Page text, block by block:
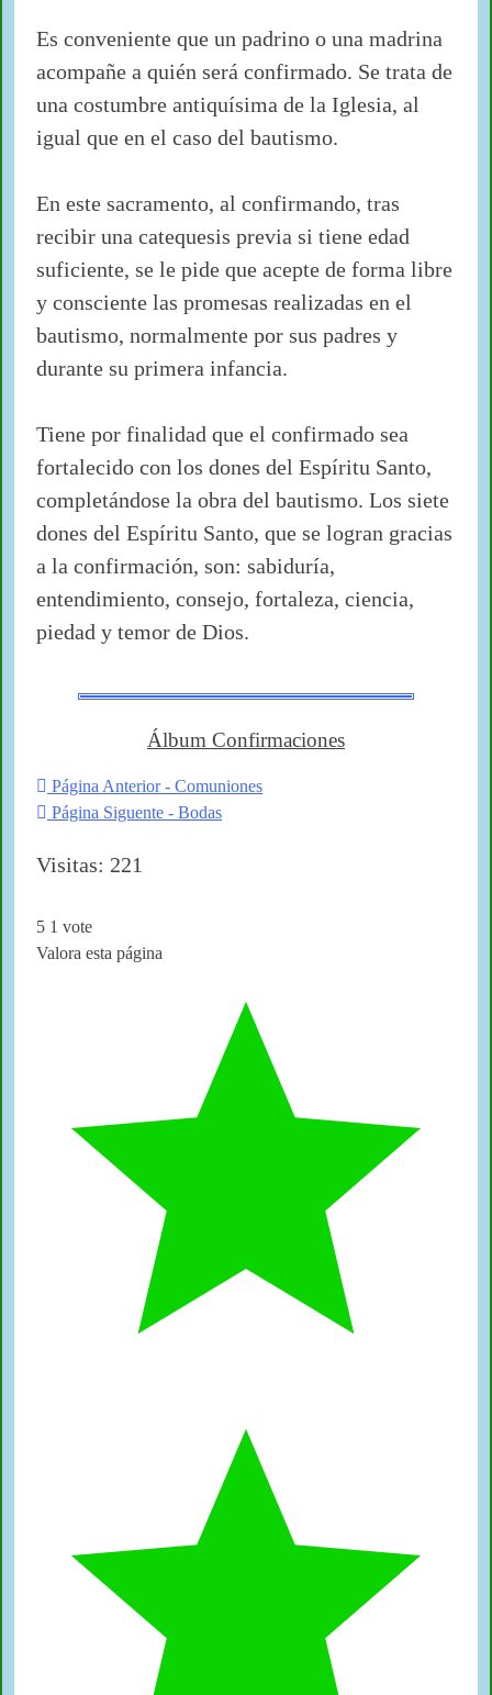
Es conveniente que un padrino o una madrina
acompañe a quién será confirmado. Se trata de
una costumbre antiquísima de la Iglesia, al
igual que en el caso del bautismo.
En este sacramento, al confirmando, tras
recibir una catequesis previa si tiene edad
suficiente, se le pide que acepte de forma libre
y consciente las promesas realizadas en el
bautismo, normalmente por sus padres y
durante su primera infancia.
Tiene por finalidad que el confirmado sea
fortalecido con los dones del Espíritu Santo,
completándose la obra del bautismo. Los siete
dones del Espíritu Santo, que se logran gracias
a la confirmación, son: sabiduría,
entendimiento, consejo, fortaleza, ciencia,
piedad y temor de Dios.
Álbum Confirmaciones
Página Anterior - Comuniones
Página Siguente - Bodas
Visitas: 221
5 1 vote
Valora esta página